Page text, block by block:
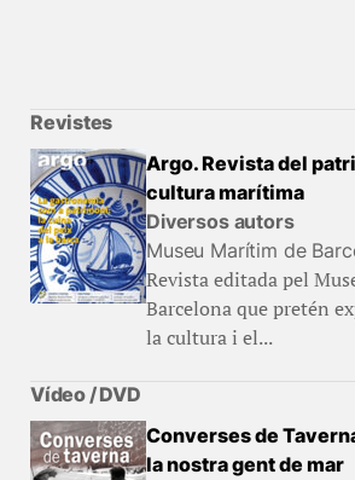
Revistes
Argo. Revista del
cultura marítima
Diversos autors
Museu Marítim de
Revista editada pel
Barcelona que pretén
la cultura i el...
Vídeo / DVD
Converses de
la nostra gent de mar